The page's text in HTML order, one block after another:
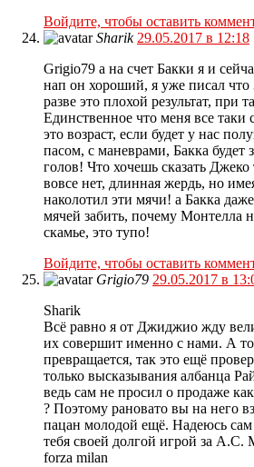
Войдите, чтобы оставить
Sharik 29.05.2017 в 12:18
Grigio79 а на счет Бакки я и
нап он хороший, я уже писал что
разве это плохой результат, при
Единственное что меня все таки
это возраст, если будет у нас
пасом, с маневрами, Бакка будет
голов! Что хочешь сказать
вовсе нет, длинная жердь, но
наколотил эти мячи! а Бакка
мячей забить, почему Монтелла
скамье, это тупо!
Войдите, чтобы оставить
Grigio79 29.05.2017 в
Sharik
Всё равно я от Джиджио жду
их совершит именно с нами. А
превращается, так это ещё
только высказывания албанца
ведь сам не просил о продаже
? Поэтому рановато вы на него
пацан молодой ещё. Надеюсь
тебя своей долгой игрой за A.C.
forza milan